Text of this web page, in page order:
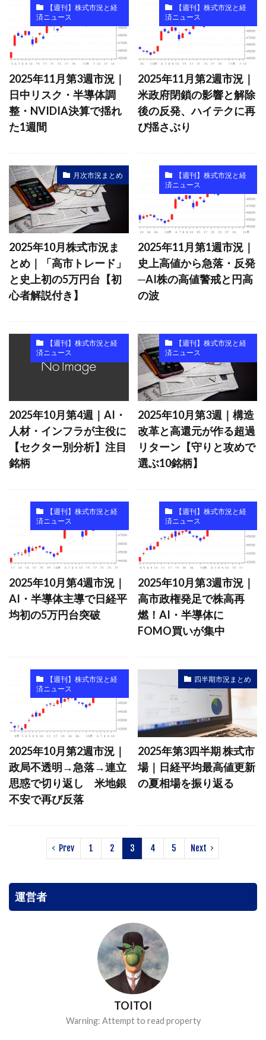
【週刊】株式市況と経
済ニュース
2025年11月第3週市況｜
日中リスク・半導体調
整・NVIDIA決算で揺れ
た1週間
【週刊】株式市況と経
済ニュース
2025年11月第2週市況｜
米政府閉鎖の影響と解除
後の反発、ハイテクに再
び揺さぶり
月次市況まとめ
2025年10月株式市況ま
とめ｜「高市トレード」
と史上初の5万円台【初
心者解説付き】
【週刊】株式市況と経
済ニュース
2025年11月第1週市況｜
史上高値から急落・反発
─AI株の高値警戒と円高
の波
【週刊】株式市況と経
済ニュース
2025年10月第4週｜AI・
人材・インフラが主役に
【セクター別分析】注目
銘柄
【週刊】株式市況と経
済ニュース
2025年10月第3週｜構造
改革と高還元が作る超過
リターン【守りと攻めで
選ぶ10銘柄】
【週刊】株式市況と経
済ニュース
2025年10月第4週市況｜
AI・半導体主導で日経平
均初の5万円台突破
【週刊】株式市況と経
済ニュース
2025年10月第3週市況｜
高市政権発足で株高再
燃！AI・半導体に
FOMO買いが集中
【週刊】株式市況と経
済ニュース
2025年10月第2週市況｜
政局不透明→急落→連立
思惑で切り返し 米地銀
不安で再び反落
四半期市況まとめ
2025年第3四半期 株式市
場｜日経平均最高値更新
の夏相場を振り返る
Prev 1 2 3 4 5 Next
運営者
TOITOI
Warning: Attempt to read property